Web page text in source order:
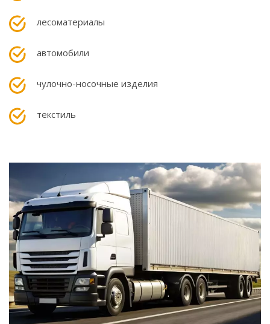
лесоматериалы
автомобили
чулочно-носочные изделия
текстиль